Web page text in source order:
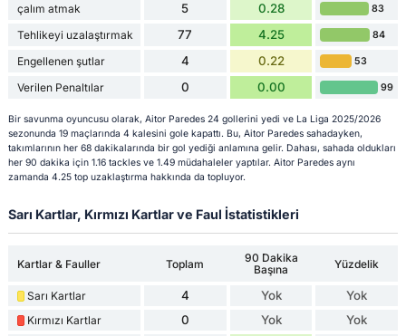
çalım atmak 5 0.28 83
Tehlikeyi uzalaştırmak 77 4.25 84
Engellenen şutlar 4 0.22 53
Verilen Penaltılar 0 0.00 99
Bir savunma oyuncusu olarak, Aitor Paredes 24 gollerini yedi ve La Liga 2025/2026
sezonunda 19 maçlarında 4 kalesini gole kapattı. Bu, Aitor Paredes sahadayken,
takımlarının her 68 dakikalarında bir gol yediği anlamına gelir. Dahası, sahada oldukları
her 90 dakika için 1.16 tackles ve 1.49 müdahaleler yaptılar. Aitor Paredes aynı
zamanda 4.25 top uzaklaştırma hakkında da topluyor.
Sarı Kartlar, Kırmızı Kartlar ve Faul İstatistikleri
Kartlar & Fauller Toplam
90 Dakika
Başına
Yüzdelik
Sarı Kartlar 4 Yok Yok
Kırmızı Kartlar 0 Yok Yok